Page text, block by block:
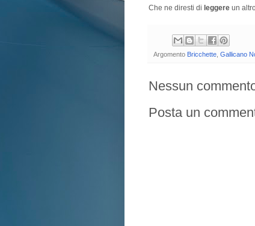
Che ne diresti di leggere un
Argomento Bricchette Gallicano
Nessun
Posta un